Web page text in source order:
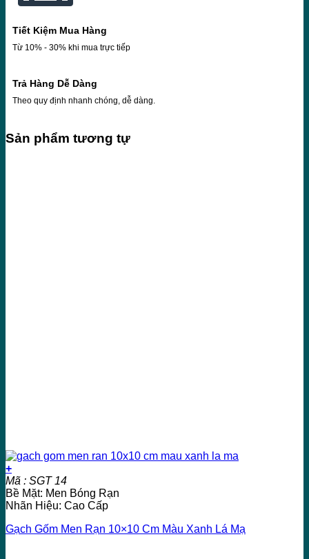
Tiết Kiệm Mua Hàng
Từ 10% - 30% khi mua trực tiếp
Trả Hàng Dễ Dàng
Theo quy định nhanh chóng, dễ dàng.
Sản phẩm tương tự
+
Mã : SGT 14
Bề Mặt: Men Bóng Rạn
Nhãn Hiệu: Cao Cấp
Gạch Gốm Men Rạn 10×10 Cm Màu Xanh Lá Mạ